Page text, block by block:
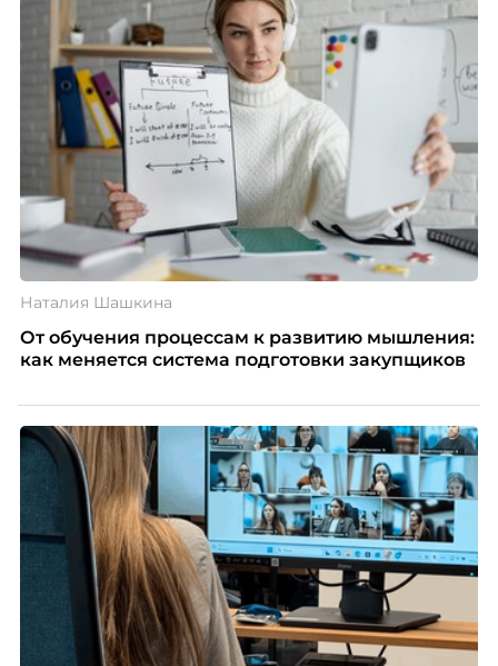
Наталия Шашкина
От обучения процессам к развитию мышления:
как меняется система подготовки закупщиков